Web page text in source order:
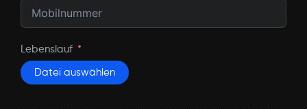
Lebenslauf
Datei auswählen